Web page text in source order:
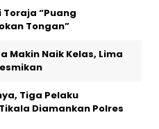
Toraja “Puang
Tongan”
Makin Naik Kelas, Lima
Tiga Pelaku
Diamankan Polres